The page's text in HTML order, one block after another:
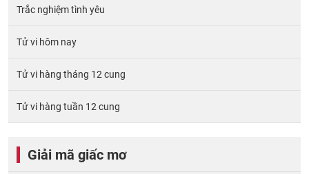
Trắc nghiệm tình yêu
Tử vi hôm nay
Tử vi hàng tháng 12 cung
Tử vi hàng tuần 12 cung
Giải mã giấc mơ